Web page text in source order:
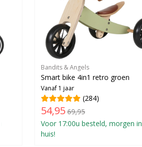
Bandits & Angels
Smart bike 4in1 retro groen
Vanaf 1 jaar
(284)
54,95 69,95
Voor 17:00u besteld, morgen in
huis!